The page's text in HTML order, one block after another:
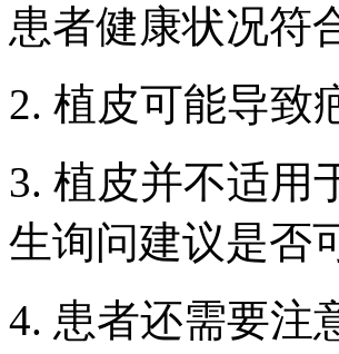
患者健康状况符
2. 植皮可能导致
3. 植皮并不适用
生询问建议是否
4. 患者还需要注